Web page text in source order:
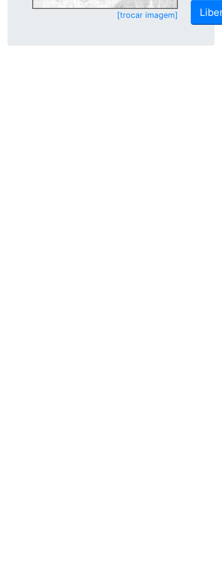
[trocar imagem]